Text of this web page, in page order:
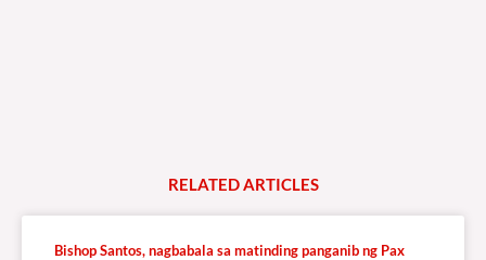
RELATEDARTICLES
Bishop Santos, nagbabala sa matinding panganib ng Pax